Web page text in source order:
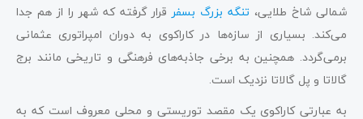
شمالی شاخ طلایی، تنگه بزرگ بسفر قرار گرفته که شهر را از هم جدا
می‌کند. بسیاری از سازه‌ها در کاراکوی به دوران امپراتوری عثمانی
برمی‌گردد. همچنین به برخی جاذبه‌های فرهنگی و تاریخی مانند برج
گالاتا و پل گالاتا نزدیک است.
به عبارتی کاراکوی یک مقصد توریستی و محلی معروف است که به